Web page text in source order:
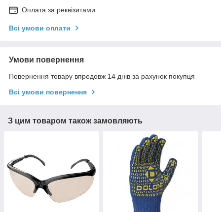
Оплата за реквізитами
Всі умови оплати
Умови повернення
Повернення товару впродовж 14 днів за рахунок покупця
Всі умови повернення
З цим товаром також замовляють